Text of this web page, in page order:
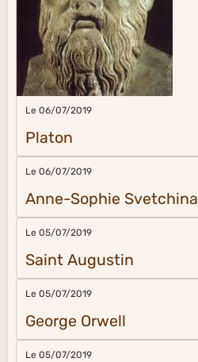
Le 06/07/2019
Platon
Le 06/07/2019
Anne-Sophie Svetchina
Le 05/07/2019
Saint Augustin
Le 05/07/2019
George Orwell
Le 05/07/2019